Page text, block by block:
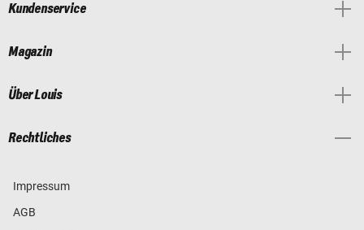
Kundenservice
Magazin
Über Louis
Rechtliches
Impressum
AGB